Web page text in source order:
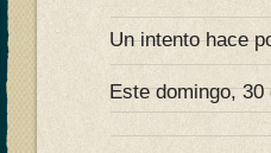
Un intento hace
Este domingo, 30